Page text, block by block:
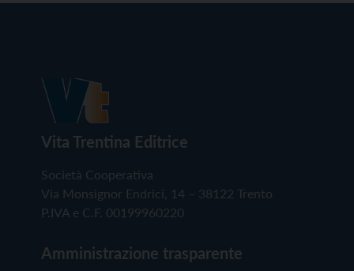
Vita Trentina Editrice
Società Cooperativa
Via Monsignor Endrici, 14 – 38122 Trento
P.IVA e C.F. 00199960220
Amministrazione trasparente